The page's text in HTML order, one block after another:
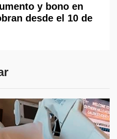
y bono en
desde el 10 de